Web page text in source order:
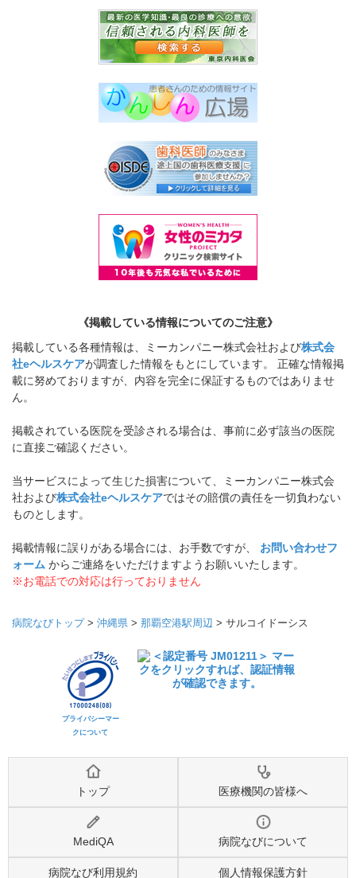
《掲載している情報についてのご注意》
掲載している各種情報は、ミーカンパニー株式会社および株式会
社eヘルスケアが調査した情報をもとにしています。 正確な情報掲
載に努めておりますが、内容を完全に保証するものではありませ
ん。
掲載されている医院を受診される場合は、事前に必ず該当の医院
に直接ご確認ください。
当サービスによって生じた損害について、ミーカンパニー株式会
社および株式会社eヘルスケアではその賠償の責任を一切負わない
ものとします。
掲載情報に誤りがある場合には、お手数ですが、 お問い合わせフ
ォーム からご連絡をいただけますようお願いいたします。
※お電話での対応は行っておりません
病院なびトップ> 沖縄県 > 那覇空港駅周辺 > サルコイドーシス
プライバシーマー
クについて
トップ 医療機関の皆様へ
MediQA 病院なびについて
病院なび利用規約 個人情報保護方針